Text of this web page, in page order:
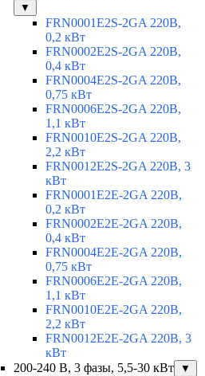
▼
FRN0001E2S-2GA 220В,
0,2 кВт
FRN0002E2S-2GA 220В,
0,4 кВт
FRN0004E2S-2GA 220В,
0,75 кВт
FRN0006E2S-2GA 220В,
1,1 кВт
FRN0010E2S-2GA 220В,
2,2 кВт
FRN0012E2S-2GA 220В, 3
кВт
FRN0001E2E-2GA 220В,
0,2 кВт
FRN0002E2E-2GA 220В,
0,4 кВт
FRN0004E2E-2GA 220В,
0,75 кВт
FRN0006E2E-2GA 220В,
1,1 кВт
FRN0010E2E-2GA 220В,
2,2 кВт
FRN0012E2E-2GA 220В, 3
кВт
200-240 В, 3 фазы, 5,5-30 кВт
▼